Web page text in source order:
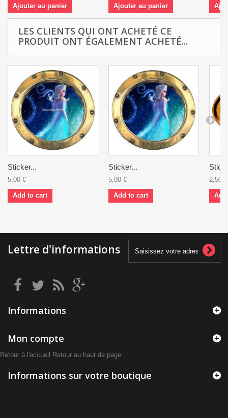
Ajouter au panier Ajouter au panier
LES CLIENTS QUI ONT ACHETÉ CE
PRODUIT ONT ÉGALEMENT ACHETÉ...
Sticker...
5,00 €
Add to cart
Sticker...
5,00 €
Add to cart
2,50 €
Lettre d'informations
Informations
Mon compte
Retour à l'accueil Retour au haut de page
Informations sur votre boutique